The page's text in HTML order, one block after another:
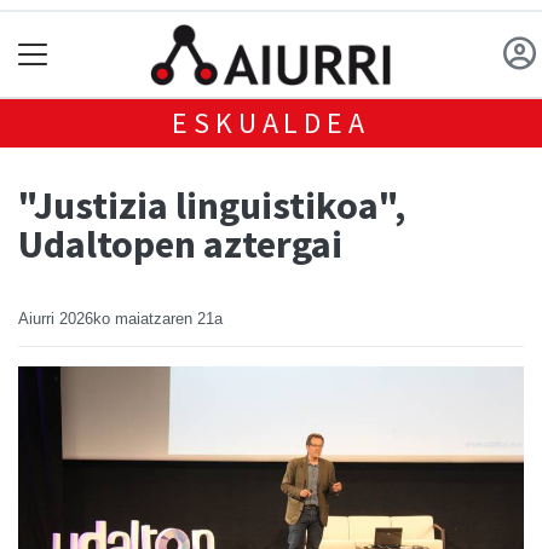
ESKUALDEA
"Justizia linguistikoa",
Udaltopen aztergai
Aiurri 2026ko maiatzaren 21a